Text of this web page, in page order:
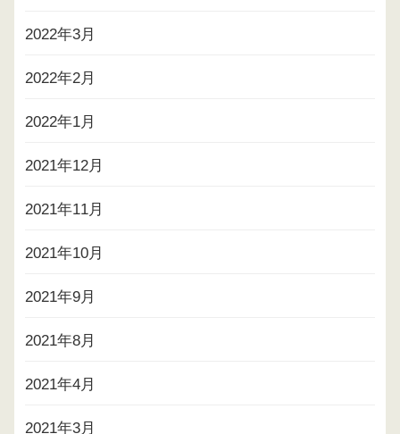
2022年3月
2022年2月
2022年1月
2021年12月
2021年11月
2021年10月
2021年9月
2021年8月
2021年4月
2021年3月